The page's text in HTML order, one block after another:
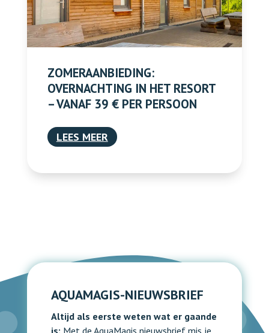
ZOMERAANBIEDING:
OVERNACHTING IN HET RESORT
– VANAF 39 € PER PERSOON
LEES MEER
AQUAMAGIS-NIEUWSBRIEF
Altijd als eerste weten wat er gaande
is: Met de AquaMagis nieuwsbrief mis je